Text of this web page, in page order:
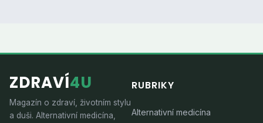
ZDRAVÍ4U
Magazín o zdraví, životním stylu
a duši. Alternativní medicína,
RUBRIKY
Alternativní medicína